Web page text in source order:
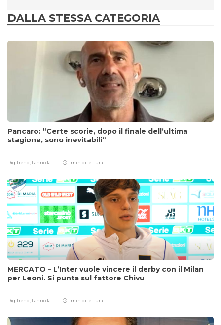
DALLA STESSA CATEGORIA
Pancaro: “Certe scorie, dopo il finale dell’ultima
stagione, sono inevitabili”
Digitrend,1 anno fa 1 min di lettura
MERCATO – L’Inter vuole vincere il derby con il Milan
per Leoni. Si punta sul fattore Chivu
Digitrend,1 anno fa 1 min di lettura